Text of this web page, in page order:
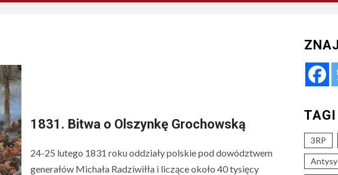
1831. Bitwa o Olszynkę Grochowską
24-25 lutego 1831 roku oddziały polskie pod dowództwem
generałów Michała Radziwiłła i liczące około 40 tysięcy
TAGI
3RP